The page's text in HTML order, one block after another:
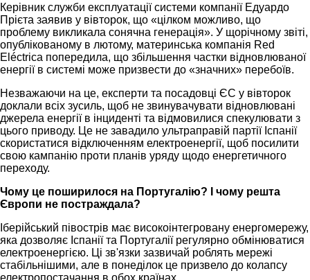
Керівник служби експлуатації системи компанії Едуардо
Прієта заявив у вівторок, що «цілком можливо, що
проблему викликала сонячна генерація». У щорічному звіті,
опублікованому в лютому, материнська компанія Red
Eléctrica попередила, що збільшення частки відновлюваної
енергії в системі може призвести до «значних» перебоїв.
Незважаючи на це, експерти та посадовці ЄС у вівторок
доклали всіх зусиль, щоб не звинувачувати відновлювані
джерела енергії в інциденті та відмовилися спекулювати з
цього приводу. Це не завадило ультраправій партії Іспанії
скористатися відключенням електроенергії, щоб посилити
свою кампанію проти планів уряду щодо енергетичного
переходу.
Чому це поширилося на Португалію? І чому решта
Європи не постраждала?
Іберійський півострів має високоінтегровану енергомережу,
яка дозволяє Іспанії та Португалії регулярно обмінюватися
електроенергією. Ці зв'язки зазвичай роблять мережі
стабільнішими, але в понеділок це призвело до колапсу
електропостачання в обох країнах.